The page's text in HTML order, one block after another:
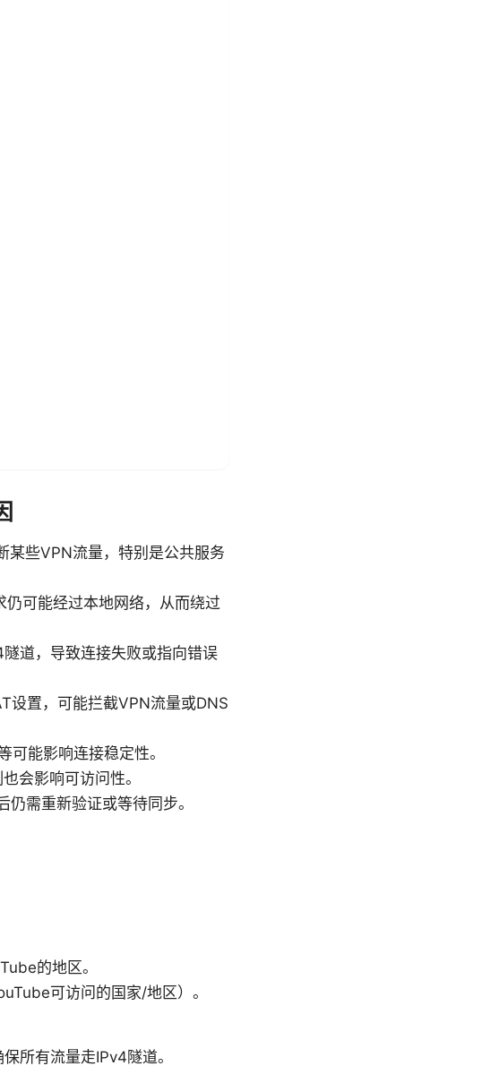
某些VPN流量，特别是公共服务
可能经过本地网络，从而绕过
道，导致连接失败或指向错误
设置，可能拦截VPN流量或DNS
能影响连接稳定性。
会影响可访问性。
需重新验证或等待同步。
的地区。
可访问的国家/地区）。
所有流量走IPv4隧道。